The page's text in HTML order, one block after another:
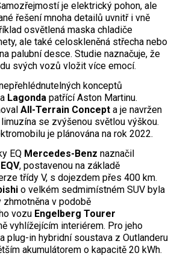
je elektrický pohon, ale
řešení mnoha detailů uvnitř i vně
osvětlená maska chladiče
ale také celoskleněná střecha nebo
palubní desce. Studie naznačuje, že
svých vozů vložit více emocí.
konceptů
Lagonda patřící Aston Martinu.
All-Terrain Concept a je navržen
se zvýšenou světlou výškou.
je plánována na rok 2022.
EQ Mercedes-Benz naznačil
EQV, postavenou na základě
třídy V, s dojezdem přes 400 km.
o velkém sedmimístném SUV byla
v podobě
vozu Engelberg Tourer
vyhlížejícím interiérem. Pro jeho
plug-in hybridní soustava z Outlanderu
akumulátorem o kapacitě 20 kWh.